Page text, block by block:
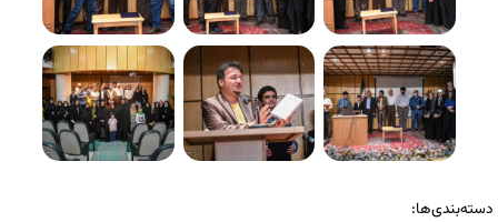
دسته‌بندی‌ها: